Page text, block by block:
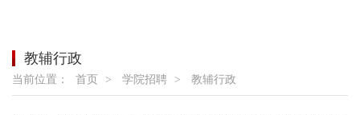
教辅行政
当前位置： 首页 > 学院招聘 > 教辅行政